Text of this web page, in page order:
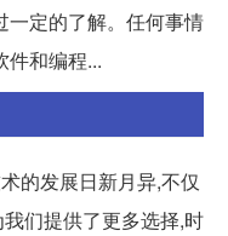
一定的了解。任何事情
件和编程...
的发展日新月异,不仅
们提供了更多选择,时